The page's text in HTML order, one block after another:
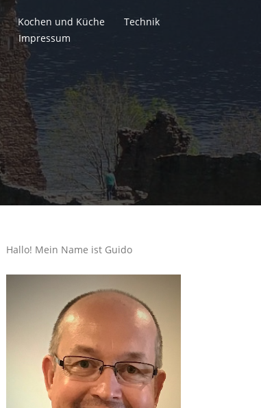
Kochen und Küche
Technik
Impressum
Hallo! Mein Name ist Guido